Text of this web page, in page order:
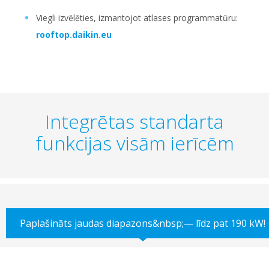
Viegli izvēlēties, izmantojot atlases programmatūru:
rooftop.daikin.eu
Integrētas standarta
funkcijas visām ierīcēm
Paplašināts jaudas diapazons&nbsp;— līdz pat 190 kW!